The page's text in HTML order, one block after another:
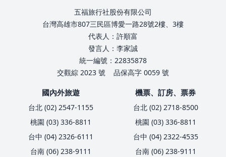
五福旅行社股份有限公司
台灣高雄市807三民區博愛一路28號2樓、3樓
代表人：許順富
發言人：李家誠
統一編號：22835878
交觀綜 2023 號
品保高字 0059 號
國內外旅遊
台北 (02) 2547-1155
桃園 (03) 336-8811
台中 (04) 2326-6111
台南 (06) 238-9111
機票、訂房、票券
台北 (02) 2718-8500
桃園 (03) 336-8811
台中 (04) 2322-4535
台南 (06) 238-9111